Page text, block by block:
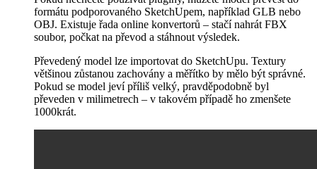
formátu podporovaného SketchUpem, například GLB nebo
OBJ. Existuje řada online konvertorů – stačí nahrát FBX
soubor, počkat na převod a stáhnout výsledek.
Převedený model lze importovat do SketchUpu. Textury
většinou zůstanou zachovány a měřítko by mělo být správné.
Pokud se model jeví příliš velký, pravděpodobně byl
převeden v milimetrech – v takovém případě ho zmenšete
1000krát.